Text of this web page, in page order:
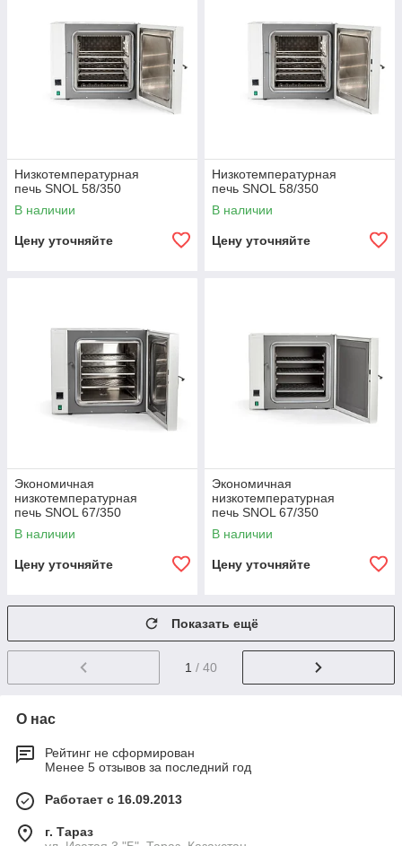
Низкотемпературная
печь SNOL 58/350
В наличии
Цену уточняйте
Низкотемпературная
печь SNOL 58/350
В наличии
Цену уточняйте
Экономичная
низкотемпературная
печь SNOL 67/350
В наличии
Цену уточняйте
Экономичная
низкотемпературная
печь SNOL 67/350
В наличии
Цену уточняйте
Показать ещё
1 / 40
О нас
Рейтинг не сформирован
Менее 5 отзывов за последний год
Работает с 16.09.2013
г. Тараз